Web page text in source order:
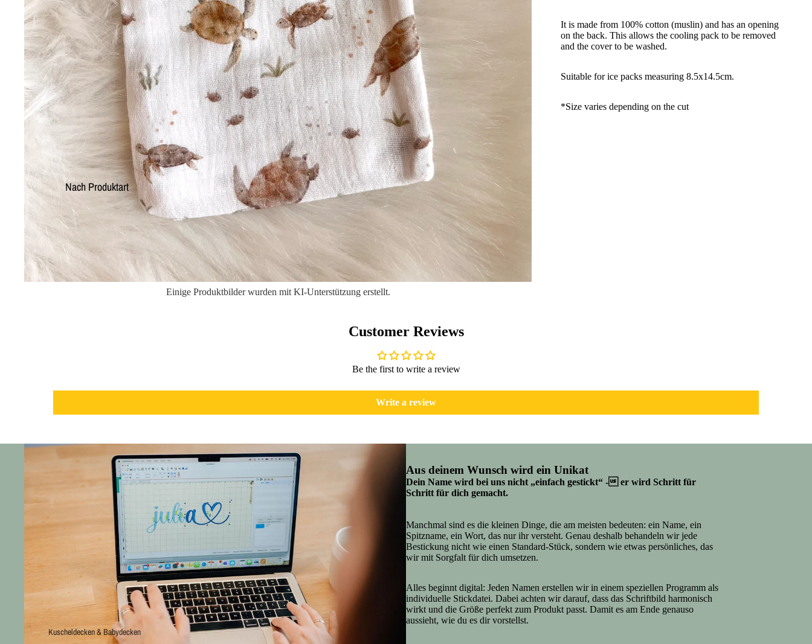
Nach Produktart
Kuscheldecken & Babydecken
Einige Produktbilder wurden mit KI-Unterstützung erstellt.
It is made from 100% cotton (muslin) and has an opening
on the back. This allows the cooling pack to be removed
and the cover to be washed.
Suitable for ice packs measuring 8.5x14.5cm.
*Size varies depending on the cut
Customer Reviews
Be the first to write a review
Write a review
Aus deinem Wunsch wird ein Unikat
Dein Name wird bei uns nicht „einfach gestickt“ - er wird Schritt für
Schritt für dich gemacht.
Manchmal sind es die kleinen Dinge, die am meisten bedeuten: ein Name, ein
Spitzname, ein Wort, das nur ihr versteht. Genau deshalb behandeln wir jede
Bestickung nicht wie einen Standard-Stück, sondern wie etwas persönliches, das
wir mit Sorgfalt für dich umsetzen.
Alles beginnt digital: Jeden Namen erstellen wir in einem speziellen Programm als
individuelle Stickdatei. Dabei achten wir darauf, dass das Schriftbild harmonisch
wirkt und die Größe perfekt zum Produkt passt. Damit es am Ende genauso
aussieht, wie du es dir vorstellst.